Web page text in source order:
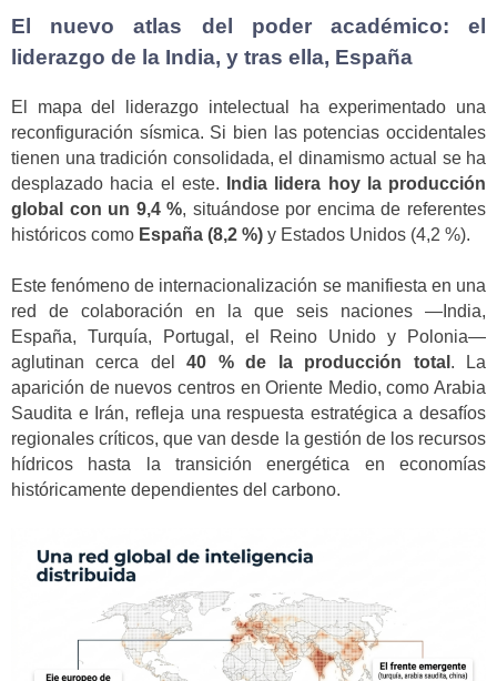
El nuevo atlas del poder académico: el
liderazgo de la India, y tras ella, España
El mapa del liderazgo intelectual ha experimentado una
reconfiguración sísmica. Si bien las potencias occidentales
tienen una tradición consolidada, el dinamismo actual se ha
desplazado hacia el este.
India lidera hoy la producción
global con un 9,4 %, situándose por encima de referentes
históricos como España (8,2 %) y Estados Unidos (4,2 %).
Este fenómeno de internacionalización se manifiesta en una
red de colaboración en la que seis naciones —India,
España, Turquía, Portugal, el Reino Unido y Polonia—
aglutinan cerca del40 % de la producción total . La
aparición de nuevos centros en Oriente Medio, como Arabia
Saudita e Irán, refleja una respuesta estratégica a desafíos
regionales críticos, que van desde la gestión de los recursos
hídricos hasta la transición energética en economías
históricamente dependientes del carbono.